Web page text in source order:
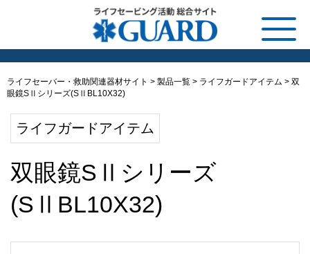
ライフセーバー・救助関連器材サイト > 製品一覧 > ライフガードアイテム > 双
眼鏡SⅡシリーズ(SⅡBL10X32)
ライフガードアイテム
双眼鏡SⅡシリーズ
(SⅡBL10X32)